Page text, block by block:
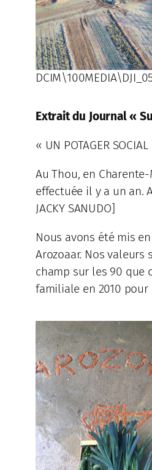
Extrait du Journal «
« UN POTAGER
Au Thou, en
effectuée il y a un an.
JACKY SANUDO]
Nous avons été mis
Arozoaar. Nos
champ sur les 90 que
familiale en 2010